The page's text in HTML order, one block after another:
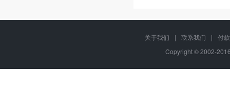
关于我们 | 联系我们 |
付
Copyright © 2002-